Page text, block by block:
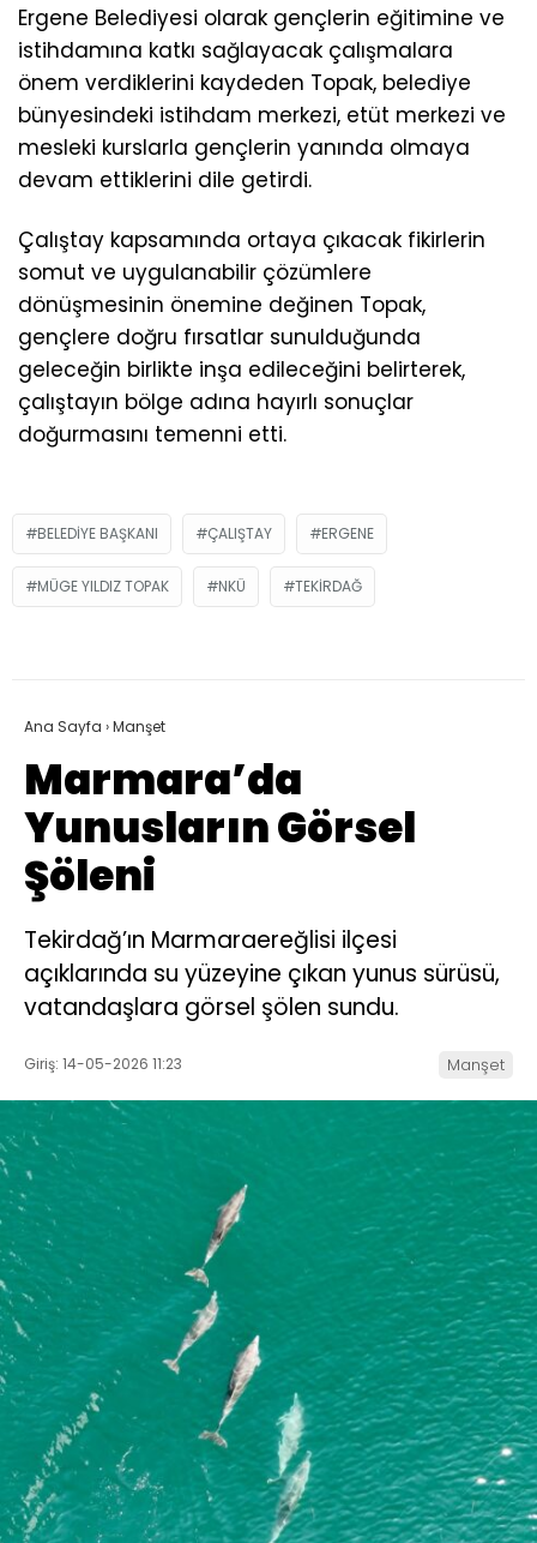
Ergene Belediyesi olarak gençlerin eğitimine ve
istihdamına katkı sağlayacak çalışmalara
önem verdiklerini kaydeden Topak, belediye
bünyesindeki istihdam merkezi, etüt merkezi ve
mesleki kurslarla gençlerin yanında olmaya
devam ettiklerini dile getirdi.
Çalıştay kapsamında ortaya çıkacak fikirlerin
somut ve uygulanabilir çözümlere
dönüşmesinin önemine değinen Topak,
gençlere doğru fırsatlar sunulduğunda
geleceğin birlikte inşa edileceğini belirterek,
çalıştayın bölge adına hayırlı sonuçlar
doğurmasını temenni etti.
BELEDIYE BAŞKANI ÇALIŞTAY ERGENE
MÜGE YILDIZ TOPAK NKÜ TEKIRDAĞ
Ana Sayfa ›Manşet
Marmara’da
Yunusların Görsel
Şöleni
Tekirdağ’ın Marmaraereğlisi ilçesi
açıklarında su yüzeyine çıkan yunus sürüsü,
vatandaşlara görsel şölen sundu.
Giriş: 14-05-2026 11:23 Manşet